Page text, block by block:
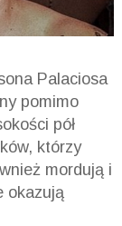
Palaciosa
pomimo
pół
którzy
mordują i
okazują